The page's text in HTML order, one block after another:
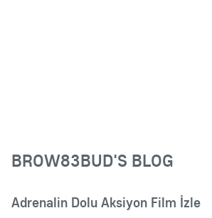
BROW83BUD'S BLOG
Adrenalin Dolu Aksiyon Film İzle